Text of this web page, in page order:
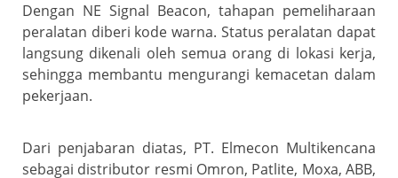
Dengan NE Signal Beacon, tahapan pemeliharaan
peralatan diberi kode warna. Status peralatan dapat
langsung dikenali oleh semua orang di lokasi kerja,
sehingga membantu mengurangi kemacetan dalam
pekerjaan.
Dari penjabaran diatas, PT. Elmecon Multikencana
sebagai distributor resmi Omron, Patlite, Moxa, ABB,